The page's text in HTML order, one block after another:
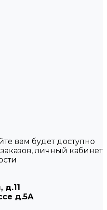
вам будет доступно
личный кабинет
д.11
д.5А